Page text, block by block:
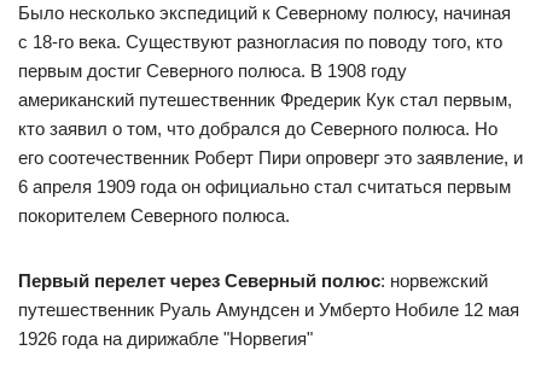
Было несколько экспедиций к Северному полюсу, начиная
с 18-го века. Существуют разногласия по поводу того, кто
первым достиг Северного полюса. В 1908 году
американский путешественник Фредерик Кук стал первым,
кто заявил о том, что добрался до Северного полюса. Но
его соотечественник Роберт Пири опроверг это заявление, и
6 апреля 1909 года он официально стал считаться первым
покорителем Северного полюса.
Первый перелет через Северный полюс: норвежский
путешественник Руаль Амундсен и Умберто Нобиле 12 мая
1926 года на дирижабле "Норвегия"